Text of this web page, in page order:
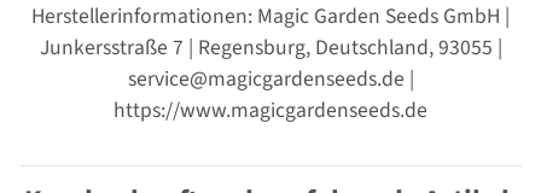
Herstellerinformationen: Magic Garden Seeds GmbH |
Junkersstraße 7 | Regensburg, Deutschland, 93055 |
service@magicgardenseeds.de |
https://www.magicgardenseeds.de